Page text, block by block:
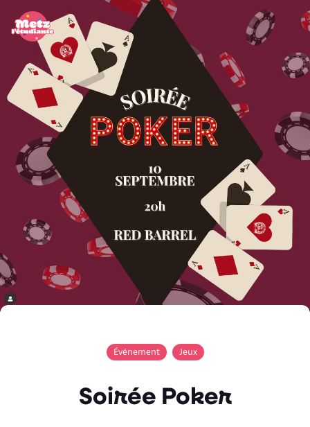
Panneau de gestion des cookies
Événement Jeux
Soirée Poker